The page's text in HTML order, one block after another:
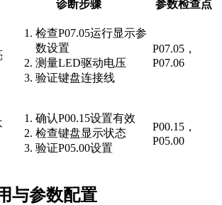
诊断步骤 参数检查点
检查P07.05运行显示参
数设置
测量LED驱动电压
验证键盘连接线
P07.05，
P07.06
确认P00.15设置有效
检查键盘显示状态
验证P05.00设置
P00.15，
P05.00
与参数配置